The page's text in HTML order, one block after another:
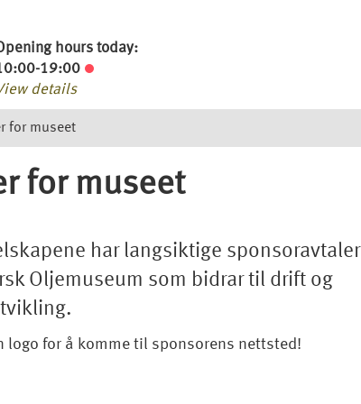
hours today:
19:00
details
for museet
for museet
har langsiktige sponsoravtaler
Oljemuseum som bidrar til drift og
logo for å komme til sponsorens nettsted!